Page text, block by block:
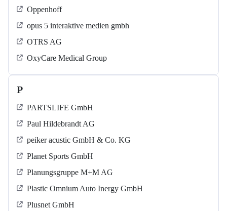
Oppenhoff
opus 5 interaktive medien gmbh
OTRS AG
OxyCare Medical Group
P
PARTSLIFE GmbH
Paul Hildebrandt AG
peiker acustic GmbH & Co. KG
Planet Sports GmbH
Planungsgruppe M+M AG
Plastic Omnium Auto Inergy GmbH
Plusnet GmbH